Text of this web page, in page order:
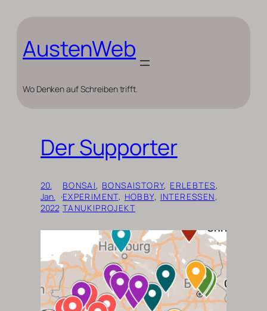
springen
AustenWeb
Wo Denken auf Schreiben trifft.
Der Supporter
20.
Jan.
2022
·
BONSAI, BONSAISTORY, ERLEBTES
EXPERIMENT, HOBBY, INTERESSEN
TANUKIPROJEKT